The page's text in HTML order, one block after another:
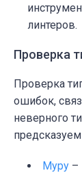
линтеров.
Проверка
Проверка
ошибок,
неверного
Mypy –